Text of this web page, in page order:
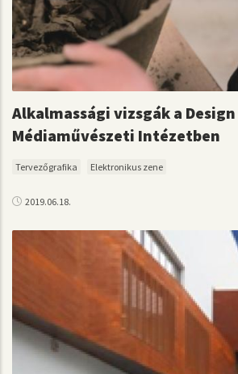
Alkalmassági vizsgák a Design
Médiaművészeti Intézetben
Tervezőgrafika Elektronikus zene
2019.06.18.